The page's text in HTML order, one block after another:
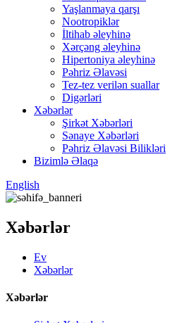
Yaşlanmaya qarşı
Nootropiklər
İltihab əleyhinə
Xərçəng əleyhinə
Hipertoniya əleyhinə
Pəhriz Əlavəsi
Tez-tez verilən suallar
Digərləri
Xəbərlər
Şirkət Xəbərləri
Sənaye Xəbərləri
Pəhriz Əlavəsi Bilikləri
Bizimlə Əlaqə
English
Xəbərlər
Ev
Xəbərlər
Xəbərlər